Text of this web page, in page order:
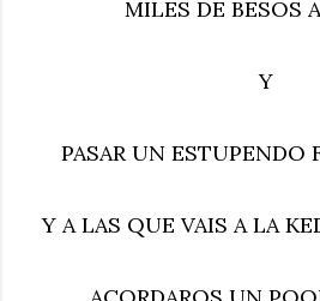
MILES DE BESOS
Y
PASAR UN ESTUPENDO
Y A LAS QUE VAIS A LA